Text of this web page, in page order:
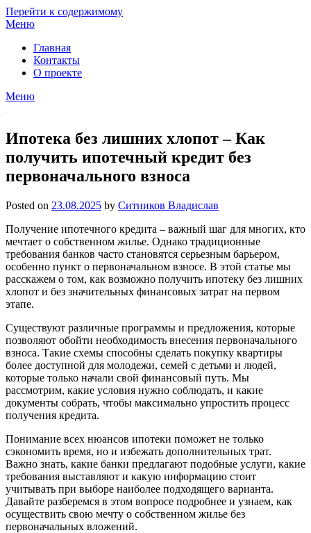
Перейти к содержимому
Меню
Главная
Контакты
О проекте
Меню
Ипотека без лишних хлопот – Как
получить ипотечный кредит без
первоначального взноса
Posted on 23.08.2025 by Ситников Владислав
Получение ипотечного кредита – важный шаг для многих, кто
мечтает о собственном жилье. Однако традиционные
требования банков часто становятся серьезным барьером,
особенно пункт о первоначальном взносе. В этой статье мы
расскажем о том, как возможно получить ипотеку без лишних
хлопот и без значительных финансовых затрат на первом
этапе.
Существуют различные программы и предложения, которые
позволяют обойти необходимость внесения первоначального
взноса. Такие схемы способны сделать покупку квартиры
более доступной для молодежи, семей с детьми и людей,
которые только начали свой финансовый путь. Мы
рассмотрим, какие условия нужно соблюдать, и какие
документы собрать, чтобы максимально упростить процесс
получения кредита.
Понимание всех нюансов ипотеки поможет не только
сэкономить время, но и избежать дополнительных трат.
Важно знать, какие банки предлагают подобные услуги, какие
требования выставляют и какую информацию стоит
учитывать при выборе наиболее подходящего варианта.
Давайте разберемся в этом вопросе подробнее и узнаем, как
осуществить свою мечту о собственном жилье без
первоначальных вложений.